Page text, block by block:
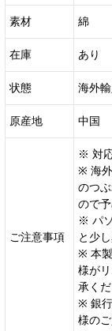
素材 綿
在庫 あり
状態 海外
原産地 中国
ご注意事項
※ 対
※ 海
のつ
ので
※ パ
と少
※ 本
様が
承くだ
※ 銀
様の